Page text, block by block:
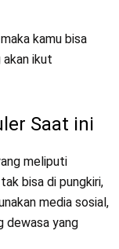
kamu bisa
akan ikut
Saat ini
meliputi
bisa di pungkiri,
media sosial,
dewasa yang